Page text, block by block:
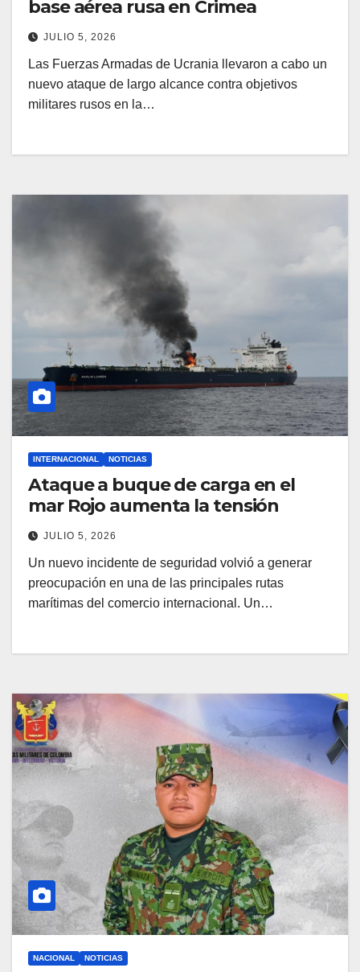
base aérea rusa en Crimea
JULIO 5, 2026
Las Fuerzas Armadas de Ucrania llevaron a cabo un
nuevo ataque de largo alcance contra objetivos
militares rusos en la…
INTERNACIONAL NOTICIAS
Ataque a buque de carga en el
mar Rojo aumenta la tensión
JULIO 5, 2026
Un nuevo incidente de seguridad volvió a generar
preocupación en una de las principales rutas
marítimas del comercio internacional. Un…
NACIONAL NOTICIAS